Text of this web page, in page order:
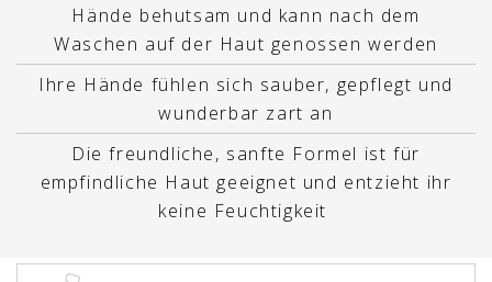
Hände behutsam und kann nach dem
Waschen auf der Haut genossen werden
Ihre Hände fühlen sich sauber, gepflegt und
wunderbar zart an
Die freundliche, sanfte Formel ist für
empfindliche Haut geeignet und entzieht ihr
keine Feuchtigkeit